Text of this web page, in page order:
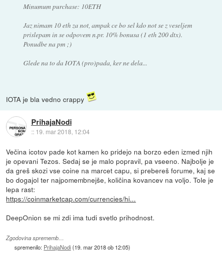
Minumum purchase: 10ETH
Jaz nimam 10 eth za not, ampak ce bo sel kdo not se z veseljem
prislepam in se odpovem n.pr. 10% bonusa (1 eth 200 dtx).
Ponudbe na pm ;)
Glede na to da IOTA (pro)pada, ker ne dela...
IOTA je bla vedno crappy
PrihajaNodi
:: 19. mar 2018, 12:04
Večina icotov pade kot kamen ko pridejo na borzo eden izmed njih
je opevani Tezos. Sedaj se je malo popravil, pa vseeno. Najbolje je
da greš skozi vse coine na marcet capu, si prebereš forume, kaj se
bo dogajol ter najpomembnejše, količina kovancev na voljo. Tole je
lepa rast:
https://coinmarketcap.com/currencies/hi...
DeepOnion se mi zdi ima tudi svetlo prihodnost.
Zgodovina sprememb…
spremenilo: PrihajaNodi(19. mar 2018 ob 12:05)